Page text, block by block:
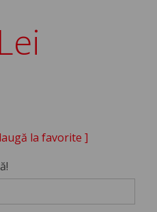
Lei
la favorite ]